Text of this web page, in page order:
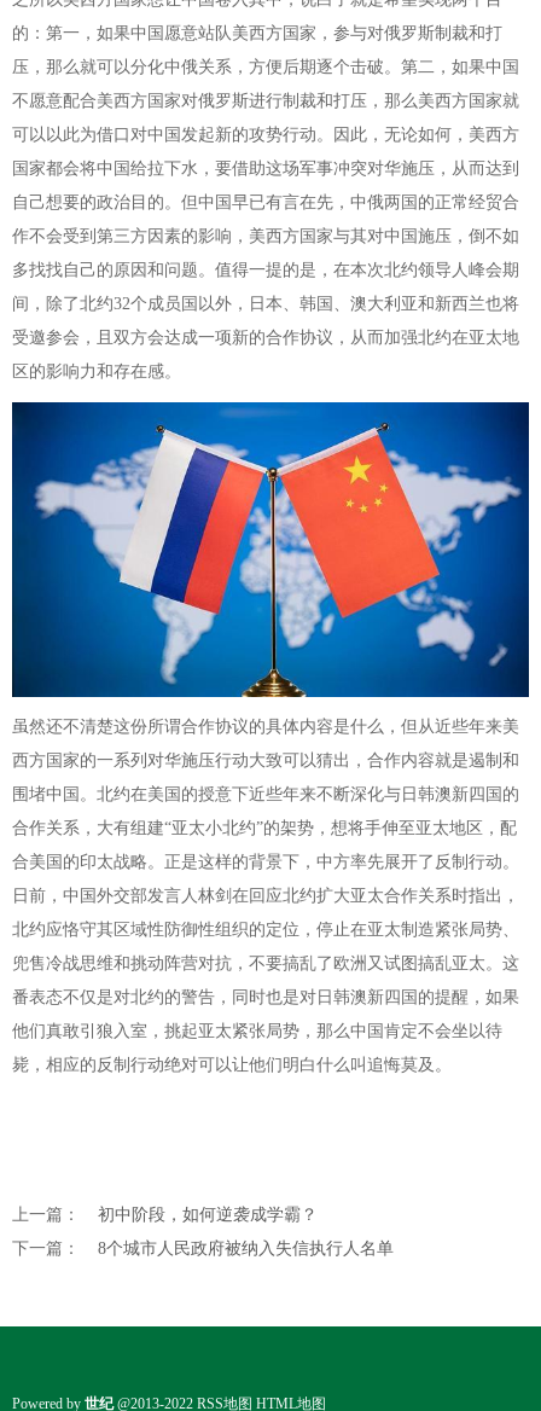
的：第一，如果中国愿意站队美西方国家，参与对俄罗斯制裁和打
压，那么就可以分化中俄关系，方便后期逐个击破。第二，如果中国
不愿意配合美西方国家对俄罗斯进行制裁和打压，那么美西方国家就
可以以此为借口对中国发起新的攻势行动。因此，无论如何，美西方
国家都会将中国给拉下水，要借助这场军事冲突对华施压，从而达到
自己想要的政治目的。但中国早已有言在先，中俄两国的正常经贸合
作不会受到第三方因素的影响，美西方国家与其对中国施压，倒不如
多找找自己的原因和问题。值得一提的是，在本次北约领导人峰会期
间，除了北约32个成员国以外，日本、韩国、澳大利亚和新西兰也将
受邀参会，且双方会达成一项新的合作协议，从而加强北约在亚太地
区的影响力和存在感。
虽然还不清楚这份所谓合作协议的具体内容是什么，但从近些年来美
西方国家的一系列对华施压行动大致可以猜出，合作内容就是遏制和
围堵中国。北约在美国的授意下近些年来不断深化与日韩澳新四国的
合作关系，大有组建“亚太小北约”的架势，想将手伸至亚太地区，配
合美国的印太战略。正是这样的背景下，中方率先展开了反制行动。
日前，中国外交部发言人林剑在回应北约扩大亚太合作关系时指出，
北约应恪守其区域性防御性组织的定位，停止在亚太制造紧张局势、
兜售冷战思维和挑动阵营对抗，不要搞乱了欧洲又试图搞乱亚太。这
番表态不仅是对北约的警告，同时也是对日韩澳新四国的提醒，如果
他们真敢引狼入室，挑起亚太紧张局势，那么中国肯定不会坐以待
毙，相应的反制行动绝对可以让他们明白什么叫追悔莫及。
上一篇：
初中阶段，如何逆袭成学霸？
下一篇：
8个城市人民政府被纳入失信执行人名单
Powered by 世纪@2013-2022 RSS地图 HTML地图